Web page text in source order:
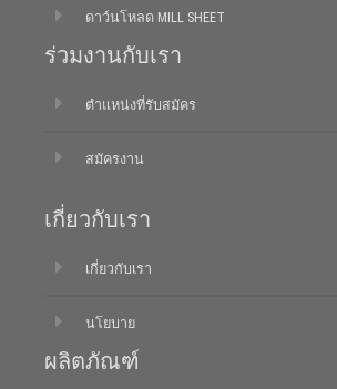
ดาว์นโหลด MILL SHEET
ร่วมงานกับเรา
ตำแหน่งที่รับสมัคร
สมัครงาน
เกี่ยวกับเรา
เกี่ยวกับเรา
นโยบาย
ผลิตภัณฑ์